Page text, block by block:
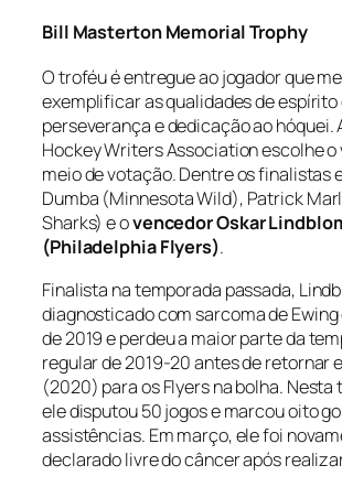
Bill Masterton Memorial Trophy
O troféu é entregue ao jogador que
exemplificar as qualidades de
perseverança e dedicação ao hóquei.
Hockey Writers Association escolhe
meio de votação. Dentre os finalistas
Dumba (Minnesota Wild), Patrick
Sharks) e ovencedor Oskar
(Philadelphia Flyers).
Finalista na temporada passada,
diagnosticado com sarcoma de
de 2019 e perdeu a maior parte da
regular de 2019-20 antes de retornar
(2020) para os Flyers na bolha. Nesta
ele disputou 50 jogos e marcou oito
assistências. Em março, ele foi
declarado livre do câncer após